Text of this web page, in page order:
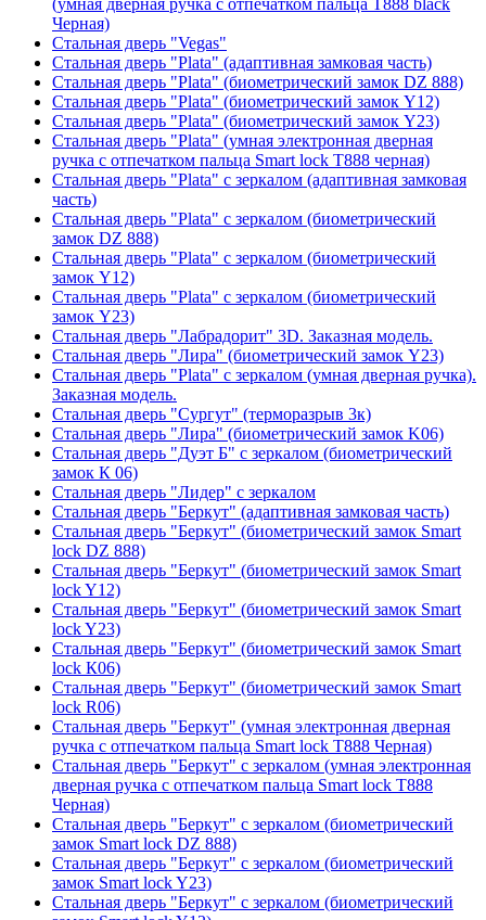
Черная)
Стальная дверь "Vegas"
Стальная дверь "Plata" (адаптивная замковая часть)
Стальная дверь "Plata" (биометрический замок DZ 888)
Стальная дверь "Plata" (биометрический замок Y12)
Стальная дверь "Plata" (биометрический замок Y23)
Стальная дверь "Plata" (умная электронная дверная
ручка с отпечатком пальца Smart lock T888 черная)
Стальная дверь "Plata" с зеркалом (адаптивная замковая
часть)
Стальная дверь "Plata" с зеркалом (биометрический
замок DZ 888)
Стальная дверь "Plata" с зеркалом (биометрический
замок Y12)
Стальная дверь "Plata" с зеркалом (биометрический
замок Y23)
Стальная дверь "Лабрадорит" 3D. Заказная модель.
Стальная дверь "Лира" (биометрический замок Y23)
Стальная дверь "Plata" с зеркалом (умная дверная ручка).
Заказная модель.
Стальная дверь "Сургут" (терморазрыв 3к)
Стальная дверь "Лира" (биометрический замок K06)
Стальная дверь "Дуэт Б" с зеркалом (биометрический
замок К 06)
Стальная дверь "Лидер" с зеркалом
Стальная дверь "Беркут" (адаптивная замковая часть)
Стальная дверь "Беркут" (биометрический замок Smart
lock DZ 888)
Стальная дверь "Беркут" (биометрический замок Smart
lock Y12)
Стальная дверь "Беркут" (биометрический замок Smart
lock Y23)
Стальная дверь "Беркут" (биометрический замок Smart
lock К06)
Стальная дверь "Беркут" (биометрический замок Smart
lock R06)
Стальная дверь "Беркут" (умная электронная дверная
ручка с отпечатком пальца Smart lock T888 Черная)
Стальная дверь "Беркут" с зеркалом (умная электронная
дверная ручка с отпечатком пальца Smart lock T888
Черная)
Стальная дверь "Беркут" с зеркалом (биометрический
замок Smart lock DZ 888)
Стальная дверь "Беркут" с зеркалом (биометрический
замок Smart lock Y23)
Стальная дверь "Беркут" с зеркалом (биометрический